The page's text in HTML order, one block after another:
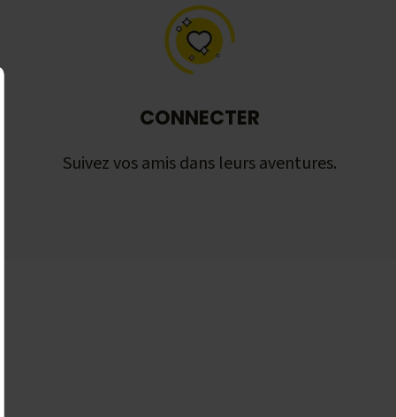
CONNECTER
Suivez vos amis dans leurs aventures.